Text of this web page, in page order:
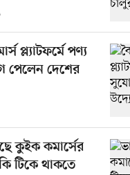
প্ল্যাটফর্মে পণ্য
পেলেন দেশের
কুইক কমার্সের
টিকে থাকতে